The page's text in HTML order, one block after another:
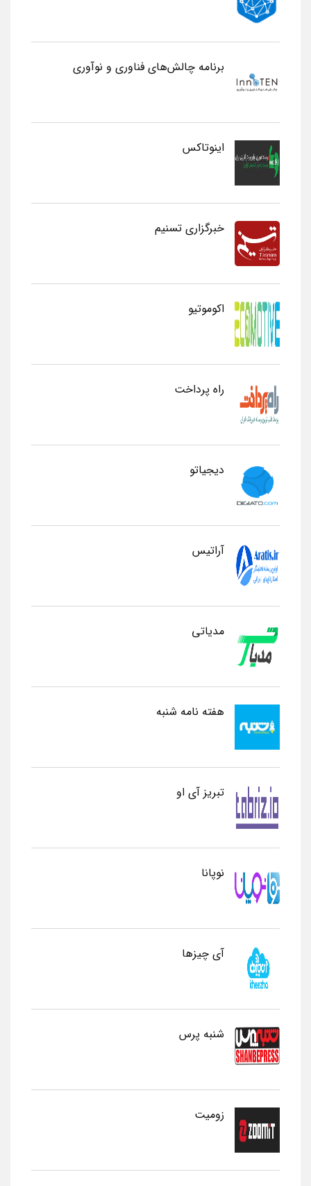
برنامه چالش‌های فناوری و نوآوری
اینوتاکس
خبرگزاری تسنیم
اکوموتیو
راه پرداخت
دیجیاتو
آراتیس
مدیاتی
هفته نامه شنبه
تبریز آی او
نوپانا
آی چیزها
شنبه پرس
زومیت